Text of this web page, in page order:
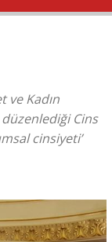
ve Kadın
düzenlediği Cins
cinsiyeti’